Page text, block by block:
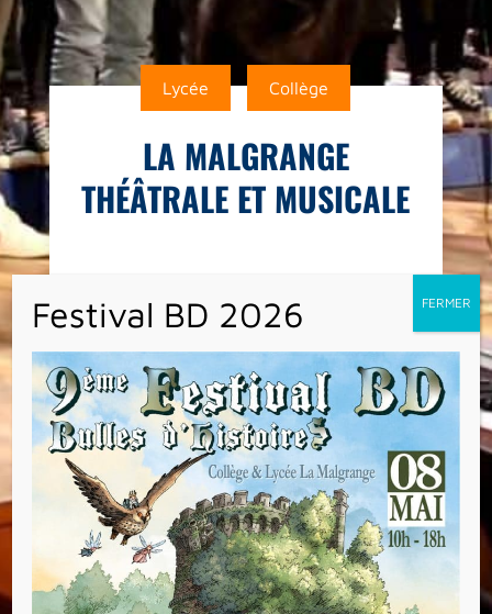
Lycée Collège
LA MALGRANGE
THÉÂTRALE ET MUSICALE
Malgrange.
Les élèves de la chorale et de l’orchestre ont
interprété leurs morceaux fin mai à leurs
parents et camarades. Le lendemain, ce sont
les lycéens de l’option théâtre, accompagnés
de l’option musique qui ont présenté leur
pièce. Enfin, les musiciens de l’option
musique ont joué et chanté dans la cour.